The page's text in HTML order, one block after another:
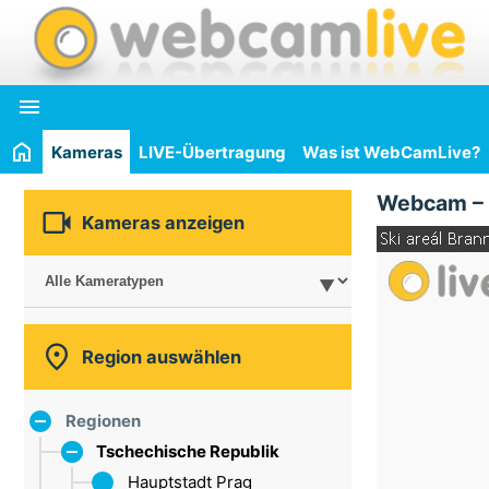

Kameras LIVE-Übertragung Was ist WebCamLive?
 Kameras anzeigen
 Region auswählen
Regionen
Tschechische Republik
Hauptstadt Prag
Webcam –